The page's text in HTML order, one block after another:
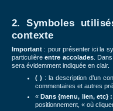
2. Symboles
contexte
Important : pour présenter ici la
particulièreentre accolades. Dans
sera évidemment indiquée en clair.
( ) : la description d’un
commentaires et autres
«Dans {menu, lien, etc} :
positionnement, « où